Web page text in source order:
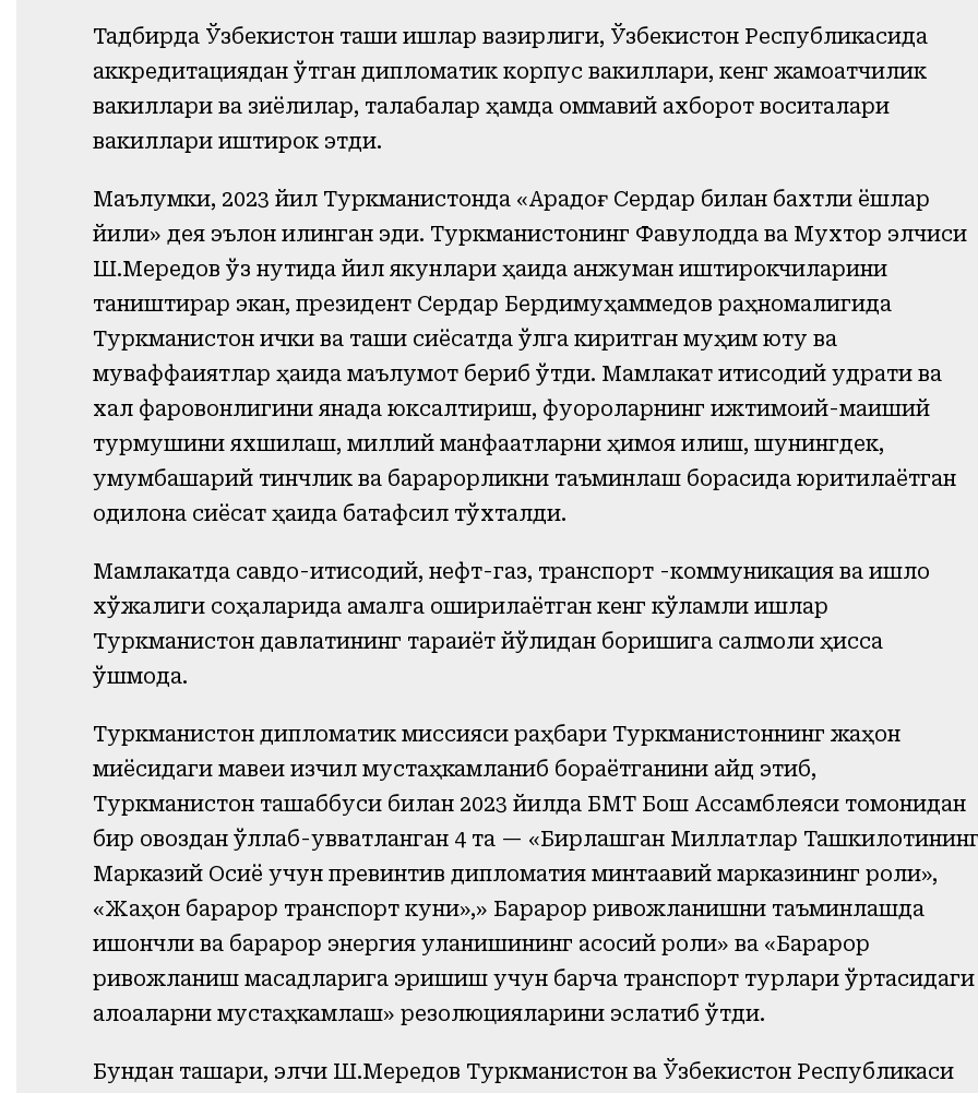
Тадбирда Ўзбекистон ташқи ишлар вазирлиги, Ўзбекистон Республикасида
аккредитациядан ўтган дипломатик корпус вакиллари, кенг жамоатчилик
вакиллари ва зиёлилар, талабалар ҳамда оммавий ахборот воситалари
вакиллари иштирок этди.
Маълумки, 2023 йил Туркманистонда «Арқадоғ Сердар билан бахтли ёшлар
йили» дея эълон қилинган эди. Туркманистонинг Фавқулодда ва Мухтор элчиси
Ш.Мередов ўз нутқида йил якунлари ҳақида анжуман иштирокчиларини
таништирар экан, президент Сердар Бердимуҳаммедов раҳномалигида
Туркманистон ички ва ташқи сиёсатда қўлга киритган муҳим ютуқ ва
муваффақиятлар ҳақида маълумот бериб ўтди. Мамлакат иқтисодий қудрати ва
халқ фаровонлигини янада юксалтириш, фуқороларнинг ижтимоий-маиший
турмушини яхшилаш, миллий манфаатларни ҳимоя қилиш, шунингдек,
умумбашарий тинчлик ва барқарорликни таъминлаш борасида юритилаётган
одилона сиёсат ҳақида батафсил тўхталди.
Мамлакатда савдо-иқтисодий, нефт-газ, транспорт -коммуникация ва қишлоқ
хўжалиги соҳаларида амалга оширилаётган кенг кўламли ишлар
Туркманистон давлатининг тараққиёт йўлидан боришига салмоқли ҳисса
қўшмоқда.
Туркманистон дипломатик миссияси раҳбари Туркманистоннинг жаҳон
миқёсидаги мавқеи изчил мустаҳкамланиб бораётганини қайд этиб,
Туркманистон ташаббуси билан 2023 йилда БМТ Бош Ассамблеяси томонидан
бир овоздан қўллаб-қувватланган 4 та — «Бирлашган Миллатлар
Марказий Осиё учун превинтив дипломатия минтақавий марказининг роли»,
«Жаҳон барқарор транспорт куни»,» Барқарор ривожланишни таъминлашда
ишончли ва барқарор энергия уланишининг асосий роли» ва «Барқарор
ривожланиш мақсадларига эришиш учун барча транспорт турлари ўртасидаги
алоқаларни мустаҳкамлаш» резолюцияларини эслатиб ўтди.
Бундан ташқари, элчи Ш.Мередов Туркманистон ва Ўзбекистон Республикаси